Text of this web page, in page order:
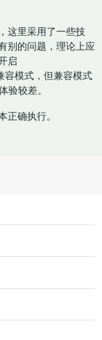
这里采用了一些技
别的问题，理论上应
启
容模式，但兼容模式
验较差。
确执行。